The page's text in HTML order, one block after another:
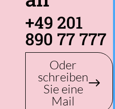
+49 201
890 77 777
Oder
schreiben
Sie eine
Mail